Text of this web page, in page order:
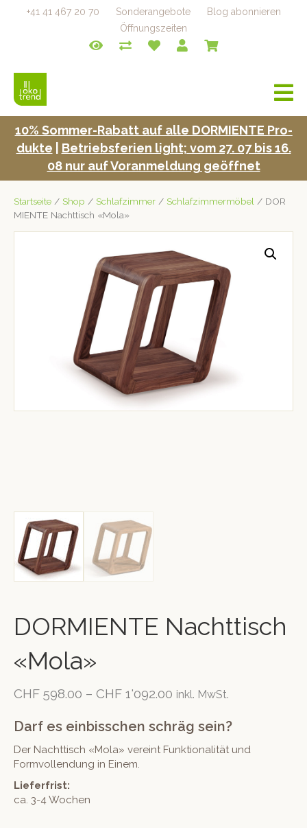
+41 41 467 20 70 Sonderangebote
Blog abonnieren
Öffnungszeiten
a
v
i
10% Som­mer-Rabatt auf alle DORMIENTE Pro­
duk­te
Betrieb­s­fe­rien light; vom 27. 07 bis 16.
08 nur auf Voran­mel­dung geöffnet
Startseite / Shop / Schlafzimmer / Schlafzimmermöbel / DOR
MIENTE Nachttisch «Mola»
DORMIENTE Nachttisch
«Mola»
CHF 598.00 – CHF 1'092.00 inkl. MwSt.
Darf es einbisschen schräg sein?
Der Nachttisch «Mola» vereint Funktionalität und
Formvollendung in Einem.
Lieferfrist:
ca. 3-4 Wochen